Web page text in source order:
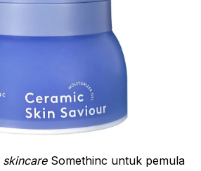
skincare Somethinc untuk pemula